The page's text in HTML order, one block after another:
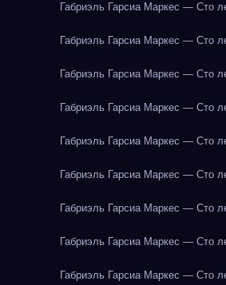
Габриэль Гарсиа Маркес — Сто
Габриэль Гарсиа Маркес — Сто
Габриэль Гарсиа Маркес — Сто
Габриэль Гарсиа Маркес — Сто
Габриэль Гарсиа Маркес — Сто
Габриэль Гарсиа Маркес — Сто
Габриэль Гарсиа Маркес — Сто
Габриэль Гарсиа Маркес — Сто
Габриэль Гарсиа Маркес — Сто